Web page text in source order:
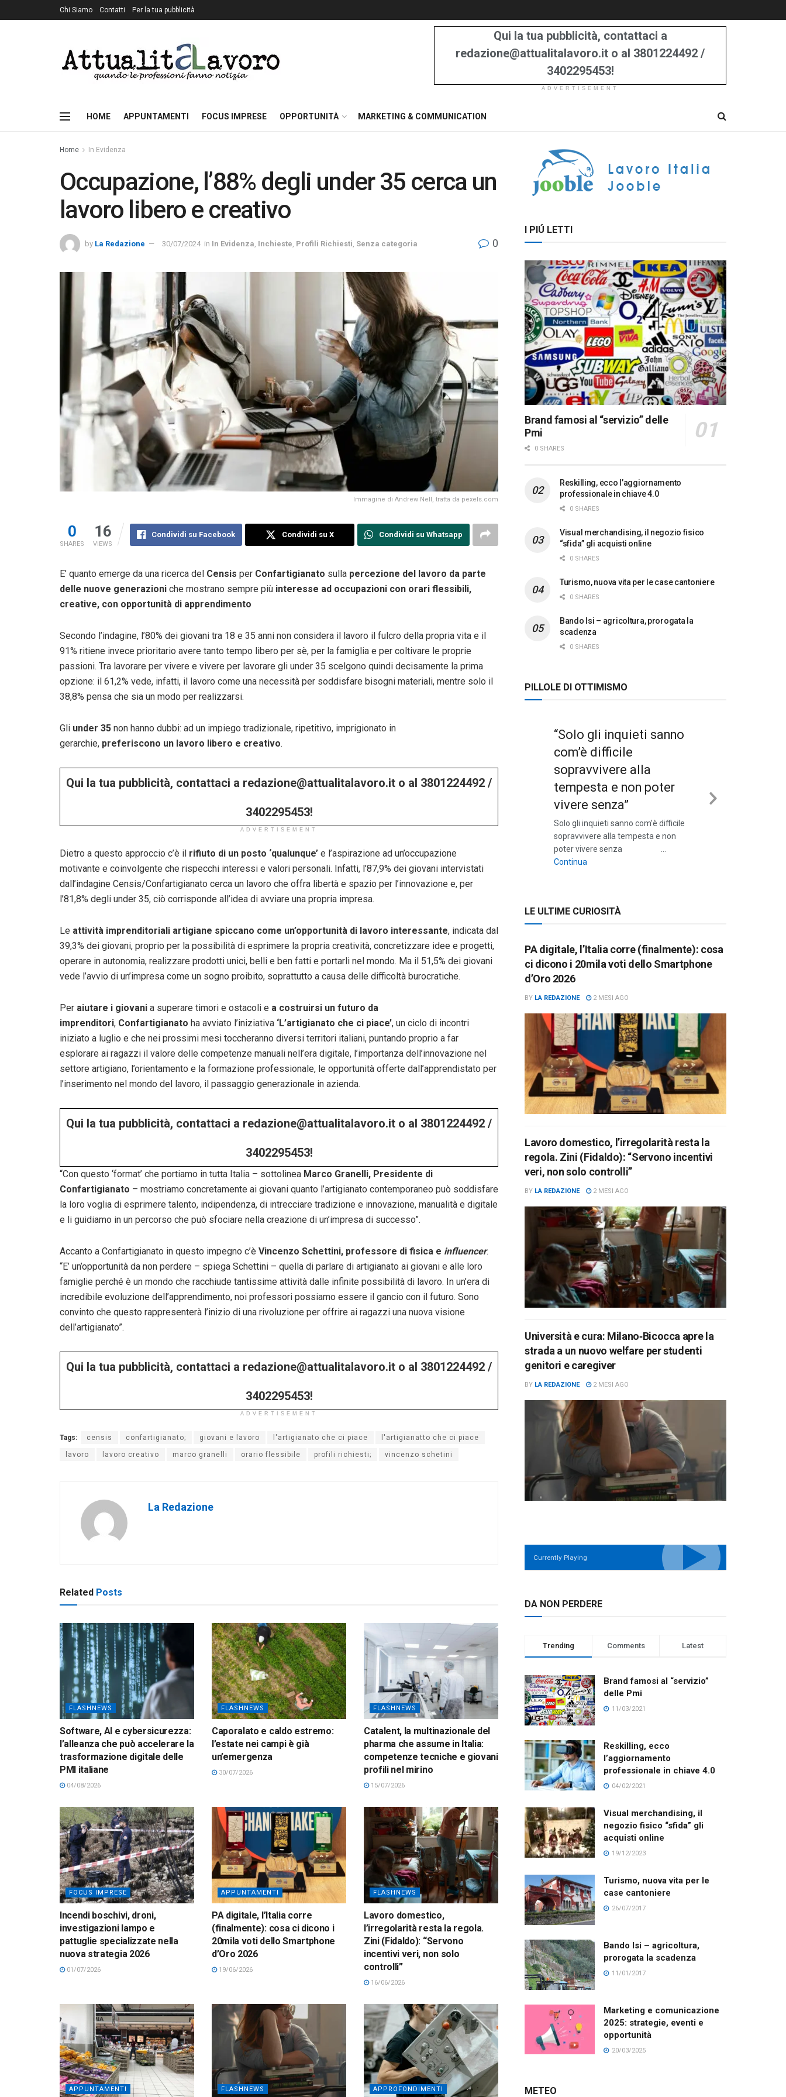
Chi Siamo Contatti Per la tua pubblicità
Qui la tua pubblicità, contattaci a
redazione@attualitalavoro.it o al 3801224492 /
3402295453!
ADVERTISEMENT
HOME APPUNTAMENTI FOCUS IMPRESE OPPORTUNITÀ MARKETING & COMMUNICATION
Home In Evidenza
Occupazione, l’88% degli under 35 cerca un
lavoro libero e creativo
by La Redazione 30/07/2024 in In Evidenza Inchieste Profili Richiesti Senza categoria 0
Immagine di Andrew Nell, tratta da pexels.com
0
SHARES
16
VIEWS
Condividi su Facebook Condividi su X Condividi su Whatsapp
E’ quanto emerge da una ricerca del Censis per Confartigianato sulla percezione del lavoro da parte
delle nuove generazioni che mostrano sempre più interesse ad occupazioni con orari flessibili,
creative, con opportunità di apprendimento
Secondo l’indagine, l’80% dei giovani tra 18 e 35 anni non considera il lavoro il fulcro della propria vita e il
91% ritiene invece prioritario avere tanto tempo libero per sè, per la famiglia e per coltivare le proprie
passioni. Tra lavorare per vivere e vivere per lavorare gli under 35 scelgono quindi decisamente la prima
opzione: il 61,2% vede, infatti, il lavoro come una necessità per soddisfare bisogni materiali, mentre solo il
38,8% pensa che sia un modo per realizzarsi.
Gli under 35 non hanno dubbi: ad un impiego tradizionale, ripetitivo, imprigionato in
gerarchie, preferiscono un lavoro libero e creativo.
Qui la tua pubblicità, contattaci a redazione@attualitalavoro.it o al 3801224492 /
3402295453!
ADVERTISEMENT
Dietro a questo approccio c’è il rifiuto di un posto ‘qualunque’ e l’aspirazione ad un’occupazione
motivante e coinvolgente che rispecchi interessi e valori personali. Infatti, l’87,9% dei giovani intervistati
dall’indagine Censis/Confartigianato cerca un lavoro che offra libertà e spazio per l’innovazione e, per
l’81,8% degli under 35, ciò corrisponde all’idea di avviare una propria impresa.
Le attività imprenditoriali artigiane spiccano come un’opportunità di lavoro interessante, indicata dal
39,3% dei giovani, proprio per la possibilità di esprimere la propria creatività, concretizzare idee e progetti,
operare in autonomia, realizzare prodotti unici, belli e ben fatti e portarli nel mondo. Ma il 51,5% dei giovani
vede l’avvio di un’impresa come un sogno proibito, soprattutto a causa delle difficoltà burocratiche.
Per aiutare i giovani a superare timori e ostacoli e a costruirsi un futuro da
imprenditori, Confartigianato ha avviato l’iniziativa ‘L’artigianato che ci piace’, un ciclo di incontri
iniziato a luglio e che nei prossimi mesi toccheranno diversi territori italiani, puntando proprio a far
esplorare ai ragazzi il valore delle competenze manuali nell’era digitale, l’importanza dell’innovazione nel
settore artigiano, l’orientamento e la formazione professionale, le opportunità offerte dall’apprendistato per
l’inserimento nel mondo del lavoro, il passaggio generazionale in azienda.
Qui la tua pubblicità, contattaci a redazione@attualitalavoro.it o al 3801224492 /
3402295453!
“Con questo ‘format’ che portiamo in tutta Italia – sottolinea Marco Granelli, Presidente di
Confartigianato – mostriamo concretamente ai giovani quanto l’artigianato contemporaneo può soddisfare
la loro voglia di esprimere talento, indipendenza, di intrecciare tradizione e innovazione, manualità e digitale
e li guidiamo in un percorso che può sfociare nella creazione di un’impresa di successo”.
Accanto a Confartigianato in questo impegno c’è Vincenzo Schettini, professore di fisica e influencer.
“E’ un’opportunità da non perdere – spiega Schettini – quella di parlare di artigianato ai giovani e alle loro
famiglie perché è un mondo che racchiude tantissime attività dalle infinite possibilità di lavoro. In un’era di
incredibile evoluzione dell’apprendimento, noi professori possiamo essere il gancio con il futuro. Sono
convinto che questo rappresenterà l’inizio di una rivoluzione per offrire ai ragazzi una nuova visione
dell’artigianato”.
Qui la tua pubblicità, contattaci a redazione@attualitalavoro.it o al 3801224492 /
3402295453!
ADVERTISEMENT
Tags: censis confartigianato; giovani e lavoro l'artigianato che ci piace l'artigianatto che ci piace
lavoro lavoro creativo marco granelli orario flessibile profili richiesti; vincenzo schetini
La Redazione
Related Posts
FLASHNEWS
Software, AI e cybersicurezza:
l’alleanza che può accelerare la
trasformazione digitale delle
PMI italiane
04/08/2026
FLASHNEWS
Caporalato e caldo estremo:
l’estate nei campi è già
un’emergenza
30/07/2026
FLASHNEWS
Catalent, la multinazionale del
pharma che assume in Italia:
competenze tecniche e giovani
profili nel mirino
15/07/2026
FOCUS IMPRESE
Incendi boschivi, droni,
investigazioni lampo e
pattuglie specializzate nella
nuova strategia 2026
01/07/2026
APPUNTAMENTI
PA digitale, l’Italia corre
(finalmente): cosa ci dicono i
20mila voti dello Smartphone
d’Oro 2026
19/06/2026
FLASHNEWS
Lavoro domestico,
l’irregolarità resta la regola.
Zini (Fidaldo): “Servono
incentivi veri, non solo
controlli”
16/06/2026
APPUNTAMENTI FLASHNEWS APPROFONDIMENTI
I PIÚ LETTI
Brand famosi al “servizio” delle
Pmi
0 SHARES
Reskilling, ecco l’aggiornamento
professionale in chiave 4.0
0 SHARES
Visual merchandising, il negozio fisico
“sfida” gli acquisti online
0 SHARES
Turismo, nuova vita per le case cantoniere
0 SHARES
Bando Isi – agricoltura, prorogata la
scadenza
0 SHARES
PILLOLE DI OTTIMISMO
“Solo gli inquieti sanno
com’è difficile
sopravvivere alla
tempesta e non poter
vivere senza”
Solo gli inquieti sanno com’è difficile
sopravvivere alla tempesta e non
poter vivere senza …
Continua
LE ULTIME CURIOSITÀ
PA digitale, l’Italia corre (finalmente): cosa
ci dicono i 20mila voti dello Smartphone
d’Oro 2026
BY LA REDAZIONE 2 MESI AGO
Lavoro domestico, l’irregolarità resta la
regola. Zini (Fidaldo): “Servono incentivi
veri, non solo controlli”
BY LA REDAZIONE 2 MESI AGO
Università e cura: Milano‑Bicocca apre la
strada a un nuovo welfare per studenti
genitori e caregiver
BY LA REDAZIONE 2 MESI AGO
Currently Playing
DA NON PERDERE
Trending Comments Latest
Brand famosi al “servizio”
delle Pmi
11/03/2021
Reskilling, ecco
l’aggiornamento
professionale in chiave 4.0
04/02/2021
Visual merchandising, il
negozio fisico “sfida” gli
acquisti online
19/12/2023
Turismo, nuova vita per le
case cantoniere
26/07/2017
Bando Isi – agricoltura,
prorogata la scadenza
11/01/2017
Marketing e comunicazione
2025: strategie, eventi e
opportunità
20/03/2025
METEO